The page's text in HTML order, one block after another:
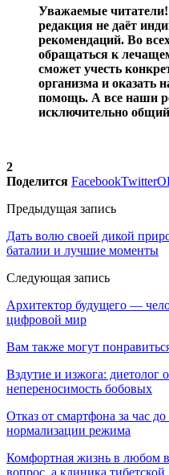
Уважаемые
редакция не даёт
рекомендаций. Во
обращаться к
сможет учесть
организма и оказать
помощь. А все наши
исключительно
2
Поделится FacebookTwitter
Предыдущая запись
Дать волю своей дикой
баталии и лучшие моменты
Следующая запись
Архитектор будущего —
цифровой мир
Вам также могут
Вздутие и изжога: диетолог
непереносимость бобовых
Отказ от смартфона за час
нормализации режима
Комфортная жизнь в любом
вопрос, а клиника